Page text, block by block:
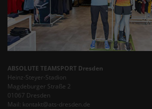
ABSOLUTE TEAMSPORT Dresden
Heinz-Steyer-Stadion
Magdeburger Straße 2
01067 Dresden
Mail: kontakt@ats-dresden.de